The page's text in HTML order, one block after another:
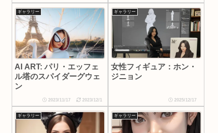
ギャラリー
AI ART: パリ・エッフェ
ル塔のスパイダーグウェ
ン
2023/11/17 2023/12/1
ギャラリー
女性フィギュア：ホン・
ジニョン
2025/12/17
ギャラリー ギャラリー